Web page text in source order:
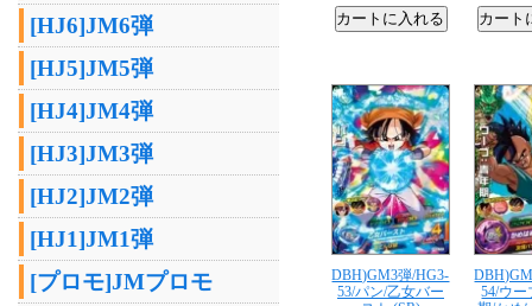
[HJ6]JM6弾
[HJ5]JM5弾
[HJ4]JM4弾
[HJ3]JM3弾
[HJ2]JM2弾
[HJ1]JM1弾
[プロモ]JMプロモ
DBH)GM3弾/HG3-
53/パン/乙女バー
54/ウ